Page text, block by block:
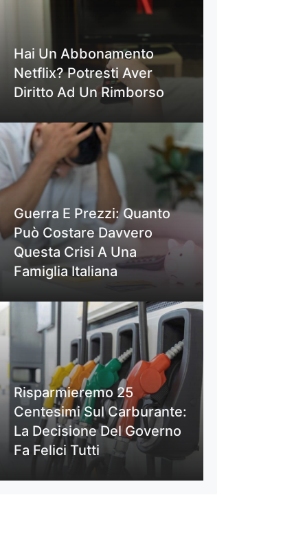
Hai Un Abbonamento
Netflix? Potresti Aver
Diritto Ad Un Rimborso
Guerra E Prezzi: Quanto
Può Costare Davvero
Questa Crisi A Una
Famiglia Italiana
Risparmieremo 25
Centesimi Sul Carburante:
La Decisione Del Governo
Fa Felici Tutti